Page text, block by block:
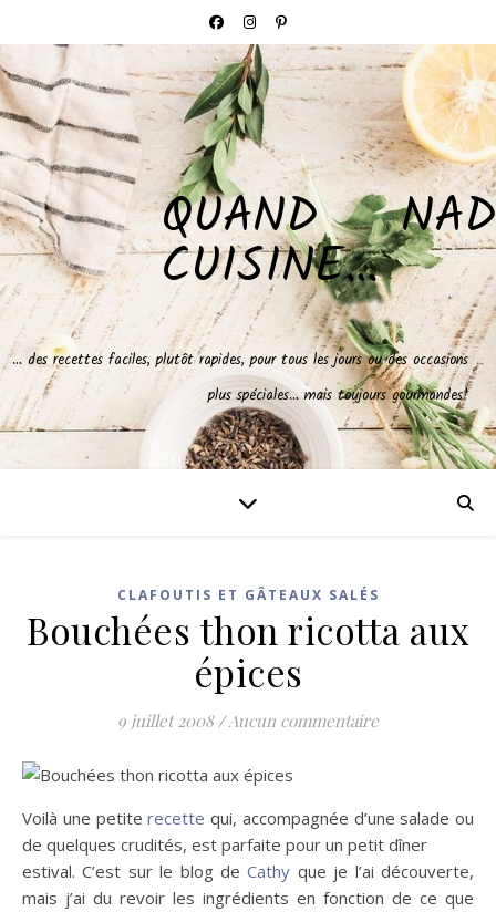
QUAND NAD
CUISINE…
… des recettes faciles, plutôt rapides, pour tous les jours ou des occasions
plus spéciales… mais toujours gourmandes!
CLAFOUTIS ET GÂTEAUX SALÉS
Bouchées thon ricotta aux
épices
9 juillet 2008 /Aucun commentaire
Voilà une petiterecette qui, accompagnée d’une salade ou
de quelques crudités, est parfaite pour un petit dîner
estival. C’est sur le blog deCathy que je l’ai découverte,
mais j’ai du revoir les ingrédients en fonction de ce que